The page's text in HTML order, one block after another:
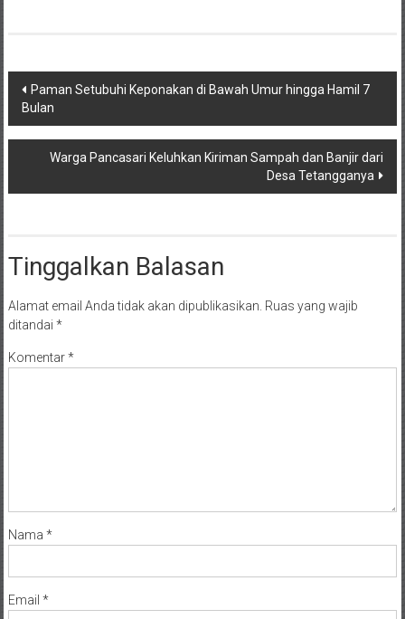
Navigasi
pos
Paman Setubuhi Keponakan di Bawah Umur hingga Hamil 7
Bulan
Warga Pancasari Keluhkan Kiriman Sampah dan Banjir dari
Desa Tetangganya
Tinggalkan Balasan
Alamat email Anda tidak akan dipublikasikan. Ruas yang wajib
ditandai *
Komentar*
Nama *
Email *